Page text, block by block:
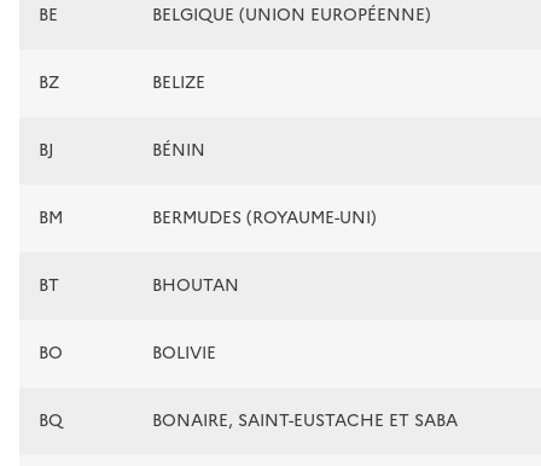
BE BELGIQUE (UNION EUROPÉENNE)
BZ BELIZE
BJ BÉNIN
BM BERMUDES (ROYAUME-UNI)
BT BHOUTAN
BO BOLIVIE
BQ BONAIRE, SAINT-EUSTACHE ET SABA